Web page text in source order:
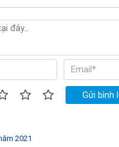
Gửi bình
2021